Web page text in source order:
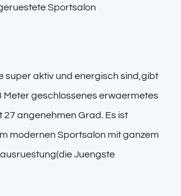
Sportsalon
super aktiv und energisch sind,gibt
Meter geschlossenes erwaermetes
angenehmen Grad. Es ist
modernen Sportsalon mit ganzem
Juengste